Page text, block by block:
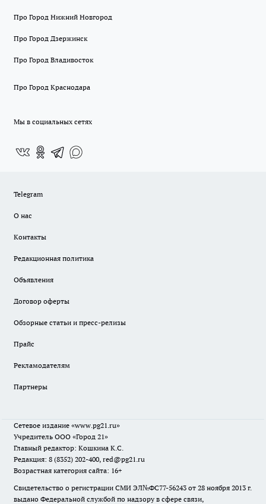
Про Город Нижний Новгород
Про Город Дзержинск
Про Город Владивосток
Про Город Краснодара
Мы в социальных сетях
Telegram
О нас
Контакты
Редакционная политика
Объявления
Договор оферты
Обзорные статьи и пресс-релизы
Прайс
Рекламодателям
Партнеры
Сетевое издание «www.pg21.ru»
Учредитель ООО «Город 21»
Главный редактор: Кошкина К.С.
Редакция: 8 (8352) 202-400, red@pg21.ru
Возрастная категория сайта: 16+
Свидетельство о регистрации СМИ ЭЛ№ФС77-56243 от 28 ноября 2013 г.
выдано Федеральной службой по надзору в сфере связи,